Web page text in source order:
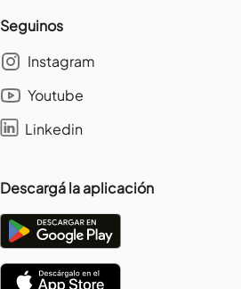
Seguinos
Instagram
Youtube
Linkedin
Descargá la aplicación